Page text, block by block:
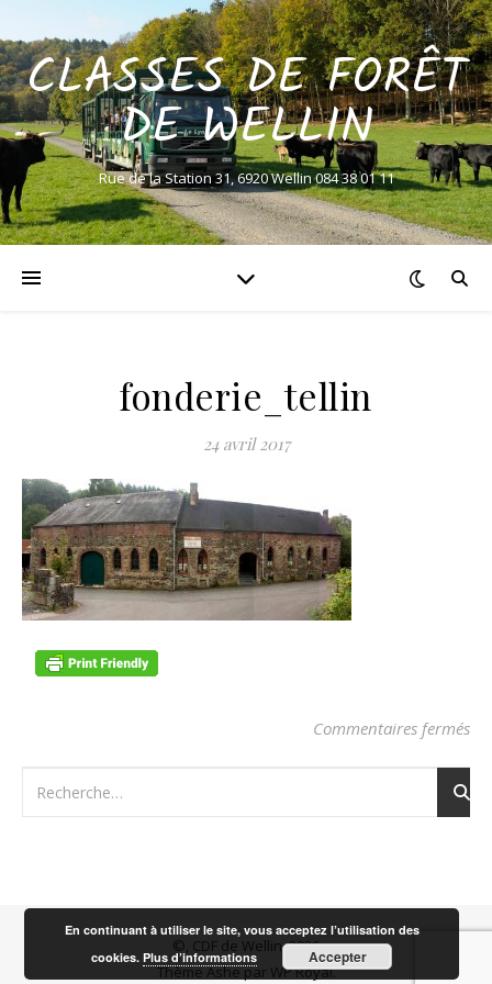
CLASSES DE FORÊT
DE WELLIN
Rue de la Station 31, 6920 Wellin 084 38 01 11
fonderie_tellin
24 avril 2017
Commentaires fermés
©, CDF de Wellin, 2026
Thème Ashe par WP Royal.
En continuant à utiliser le site, vous acceptez l’utilisation des
cookies.Plus d’informations Accepter